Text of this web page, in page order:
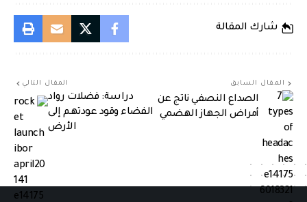
شارك المقالة
المقال السابق
الصداع النصفي ناتج عن
أمراض الجهاز الهضمي
المقال التالي
دراسة: فضلات رواد
الفضاء وقود عودتهم إلى
الأرض